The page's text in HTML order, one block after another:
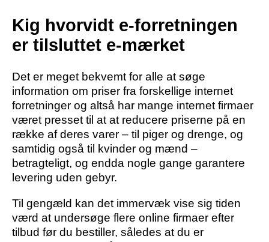
Kig hvorvidt e-forretningen
er tilsluttet e-mærket
Det er meget bekvemt for alle at søge
information om priser fra forskellige internet
forretninger og altså har mange internet firmaer
været presset til at at reducere priserne på en
række af deres varer – til piger og drenge, og
samtidig også til kvinder og mænd –
betragteligt, og endda nogle gange garantere
levering uden gebyr.
Til gengæld kan det immervæk vise sig tiden
værd at undersøge flere online firmaer efter
tilbud før du bestiller, således at du er